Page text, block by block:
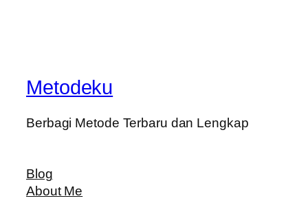
Metodeku
Berbagi Metode Terbaru dan Lengkap
Blog
About Me